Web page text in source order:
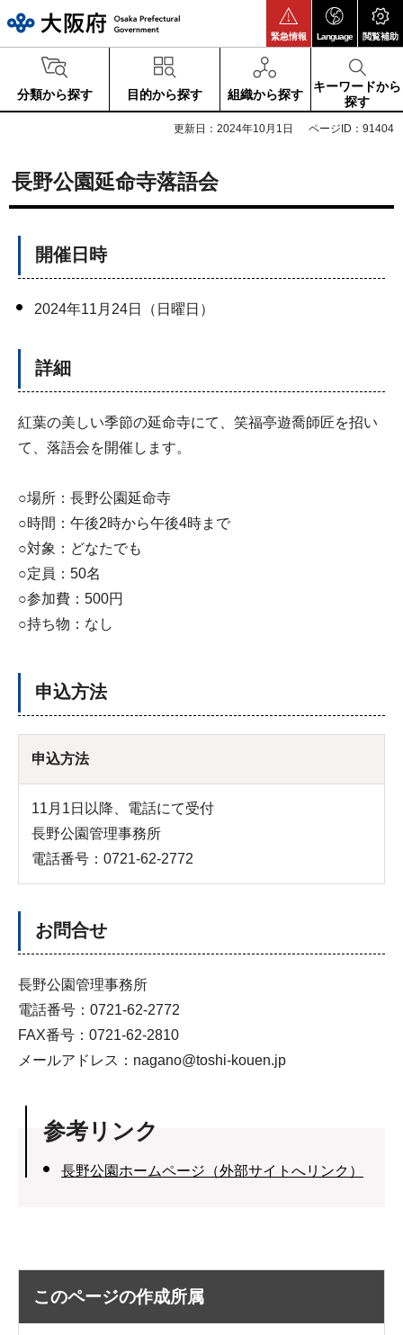
緊急情報 Language 閲覧補助
分類から探す 目的から探す 組織から探す
キーワードから
探す
更新日：2024年10月1日 ページID：91404
長野公園延命寺落語会
開催日時
2024年11月24日（日曜日）
詳細
紅葉の美しい季節の延命寺にて、笑福亭遊喬師匠を招い
て、落語会を開催します。
○場所：長野公園延命寺
○時間：午後2時から午後4時まで
○対象：どなたでも
○定員：50名
○参加費：500円
○持ち物：なし
申込方法
申込方法
11月1日以降、電話にて受付
長野公園管理事務所
電話番号：0721-62-2772
お問合せ
長野公園管理事務所
電話番号：0721-62-2772
FAX番号：0721-62-2810
メールアドレス：nagano@toshi-kouen.jp
参考リンク
長野公園ホームページ（外部サイトへリンク）
このページの作成所属